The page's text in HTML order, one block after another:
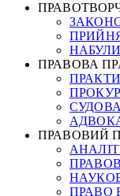
ПРАВОВА
ПРАВОВИЙ
ПРАВО